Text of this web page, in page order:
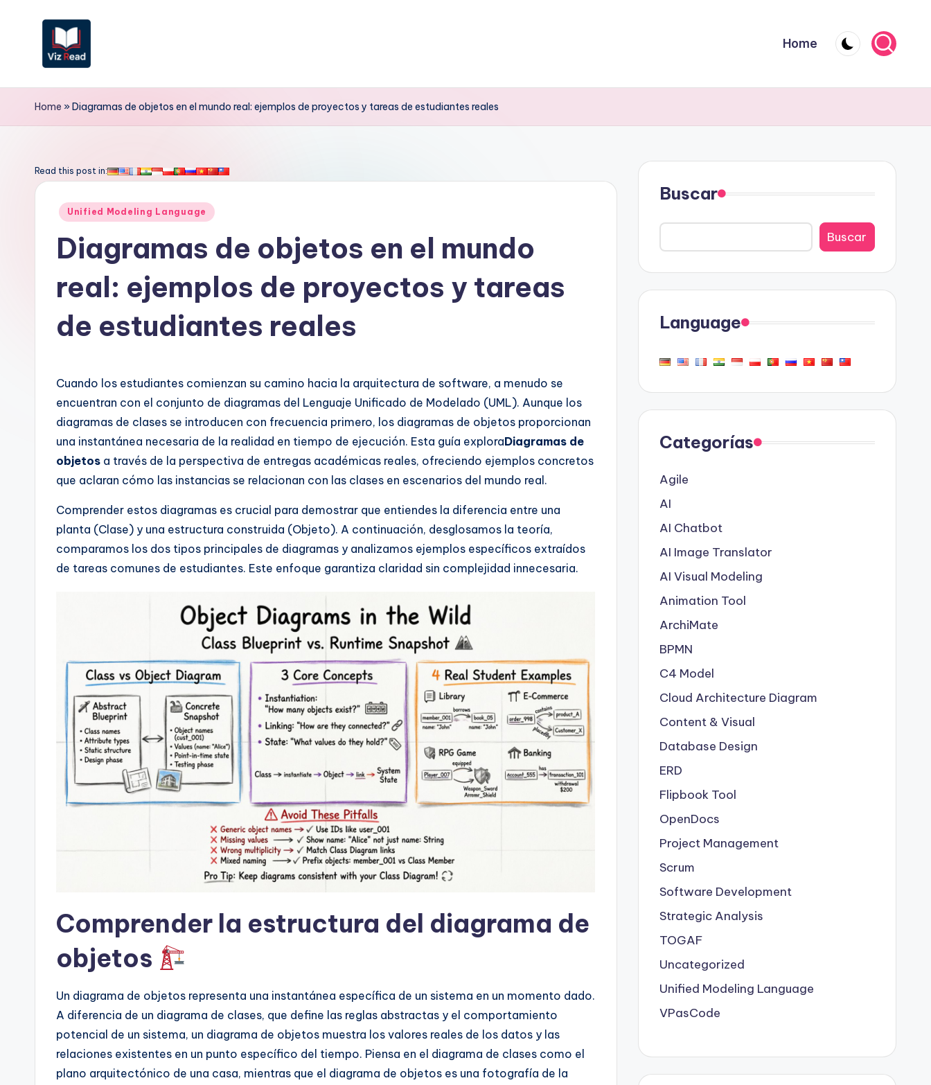
V
iz
e
is
A
ft
si
Home
Home »Diagramas de objetos en el mundo real: ejemplos de proyectos y tareas de estudiantes reales
Read this post in:
Publicado
Unified Modeling Language
Diagramas de objetos en el mundo
real: ejemplos de proyectos y tareas
de estudiantes reales
Cuando los estudiantes comienzan su camino hacia la arquitectura de software, a menudo se
encuentran con el conjunto de diagramas del Lenguaje Unificado de Modelado (UML). Aunque los
diagramas de clases se introducen con frecuencia primero, los diagramas de objetos proporcionan
una instantánea necesaria de la realidad en tiempo de ejecución. Esta guía exploraDiagramas de
objetos a través de la perspectiva de entregas académicas reales, ofreciendo ejemplos concretos
que aclaran cómo las instancias se relacionan con las clases en escenarios del mundo real.
Comprender estos diagramas es crucial para demostrar que entiendes la diferencia entre una
planta (Clase) y una estructura construida (Objeto). A continuación, desglosamos la teoría,
comparamos los dos tipos principales de diagramas y analizamos ejemplos específicos extraídos
de tareas comunes de estudiantes. Este enfoque garantiza claridad sin complejidad innecesaria.
Comprender la estructura del diagrama de
objetos
Un diagrama de objetos representa una instantánea específica de un sistema en un momento dado.
A diferencia de un diagrama de clases, que define las reglas abstractas y el comportamiento
potencial de un sistema, un diagrama de objetos muestra los valores reales de los datos y las
relaciones existentes en un punto específico del tiempo. Piensa en el diagrama de clases como el
plano arquitectónico de una casa, mientras que el diagrama de objetos es una fotografía de la
Buscar
Buscar
Language
Categorías
Agile
AI
AI Chatbot
AI Image Translator
AI Visual Modeling
Animation Tool
ArchiMate
BPMN
C4 Model
Cloud Architecture Diagram
Content & Visual
Database Design
ERD
Flipbook Tool
OpenDocs
Project Management
Scrum
Software Development
Strategic Analysis
TOGAF
Uncategorized
Unified Modeling Language
VPasCode